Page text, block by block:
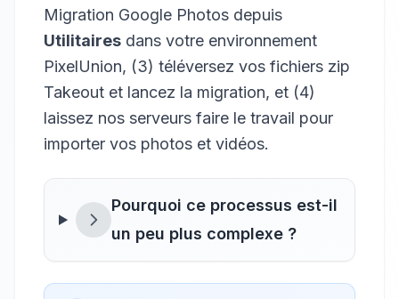
Migration Google Photos depuis
Utilitaires dans votre environnement
PixelUnion, (3) téléversez vos fichiers zip
Takeout et lancez la migration, et (4)
laissez nos serveurs faire le travail pour
importer vos photos et vidéos.
Pourquoi ce processus est-il
un peu plus complexe ?